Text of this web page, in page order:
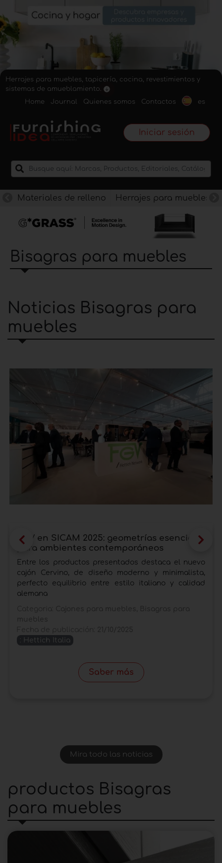
Herrajes para muebles, tapicería, cocina, revestimientos y
sistemas de amueblamiento.
Home
Journal Quienes somos Contactos es
Iniciar sesión
Materiales de relleno Herrajes para muebles
Bisagras para muebles
Noticias Bisagras para
muebles
FGV en SICAM 2025: geometrías esenciales
para ambientes contemporáneos
Entre los productos presentados destaca el nuevo
cajón Cervino, de diseño moderno y minimalista,
perfecto equilibrio entre estilo italiano y calidad
alemana
: Hettich Italia
Saber más
Mira todo las noticias
productos Bisagras
para muebles